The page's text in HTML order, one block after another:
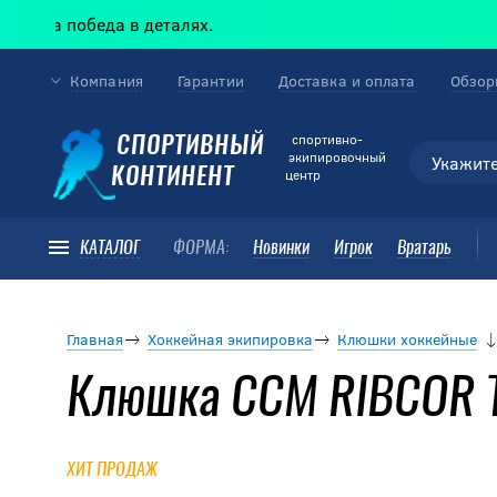
в деталях.
СПОРТИВНЫЙ
КОНТИНЕНТ
cпортивно-
экипировочный
центр
КАТАЛОГ ФОРМА: Новинки Игрок Вратарь
Компания Гарантии Доставка и оплата
Главная Хоккейная экипировка Клюшки хоккейные
Клюшка CCM RIBCOR
ХИТ ПРОДАЖ